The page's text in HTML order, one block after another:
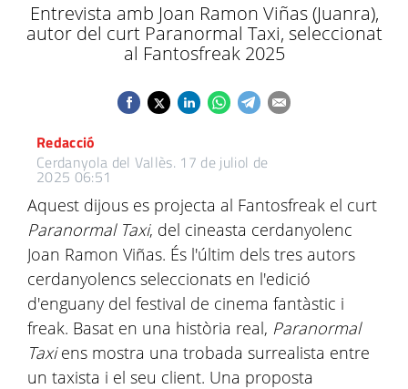
Entrevista amb Joan Ramon Viñas (Juanra),
autor del curt Paranormal Taxi, seleccionat
al Fantosfreak 2025
Redacció
Cerdanyola del Vallès. 17 de juliol de
2025 06:51
Aquest dijous es projecta al Fantosfreak el curt
Paranormal Taxi, del cineasta cerdanyolenc
Joan Ramon Viñas. És l'últim dels tres autors
cerdanyolencs seleccionats en l'edició
d'enguany del festival de cinema fantàstic i
freak. Basat en una història real, Paranormal
Taxiens mostra una trobada surrealista entre
un taxista i el seu client. Una proposta